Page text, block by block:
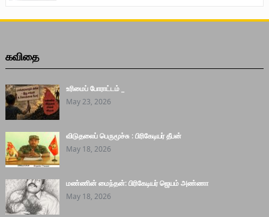
கவிதை
உரிமைப் போராட்டம் _
May 23, 2026
விடுதலைப் பெருமூச்சு : பிரிகேடியர் தீபன்
May 18, 2026
மண்ணின் மைந்தன்: பிரிகேடியர் ஜெயம் அண்ணா
May 18, 2026